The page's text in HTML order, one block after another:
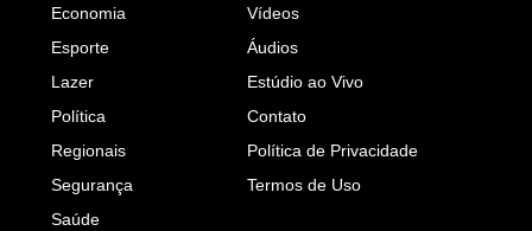
Economia
Esporte
Lazer
Política
Regionais
Segurança
Saúde
Vídeos
Áudios
Estúdio ao Vivo
Contato
Política de Privacidade
Termos de Uso